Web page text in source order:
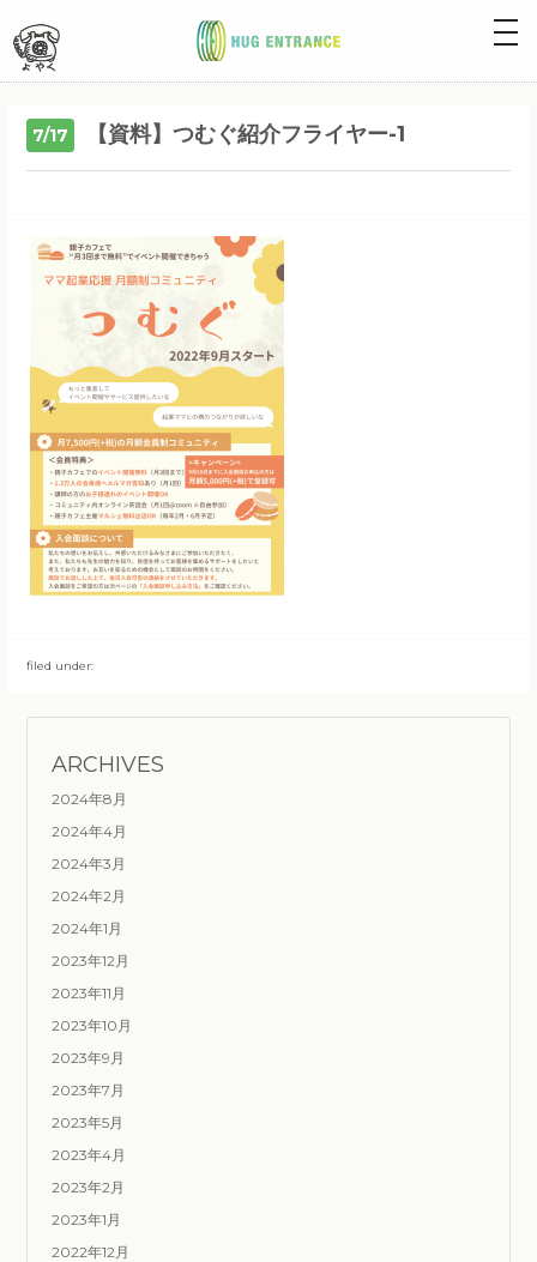
7/17 【資料】つむぐ紹介フライヤー-1
filed under:
ARCHIVES
2024年8月
2024年4月
2024年3月
2024年2月
2024年1月
2023年12月
2023年11月
2023年10月
2023年9月
2023年7月
2023年5月
2023年4月
2023年2月
2023年1月
2022年12月